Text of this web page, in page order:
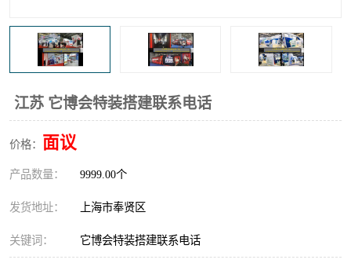
江苏 它博会特装搭建联系电话
价格： 面议
产品数量： 9999.00个
发货地址： 上海市奉贤区
关键词： 它博会特装搭建联系电话